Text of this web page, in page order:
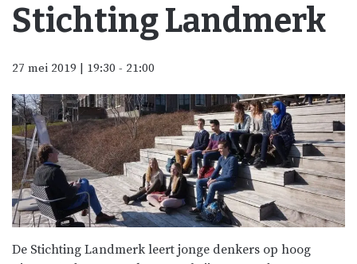
Stichting Landmerk
27 mei 2019 | 19:30 - 21:00
De Stichting Landmerk leert jonge denkers op hoog